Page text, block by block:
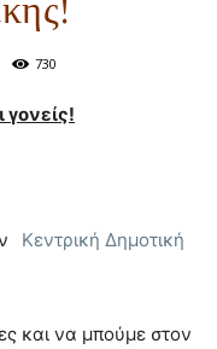
730
γονείς!
Κεντρική Δημοτική
και να μπούμε στον